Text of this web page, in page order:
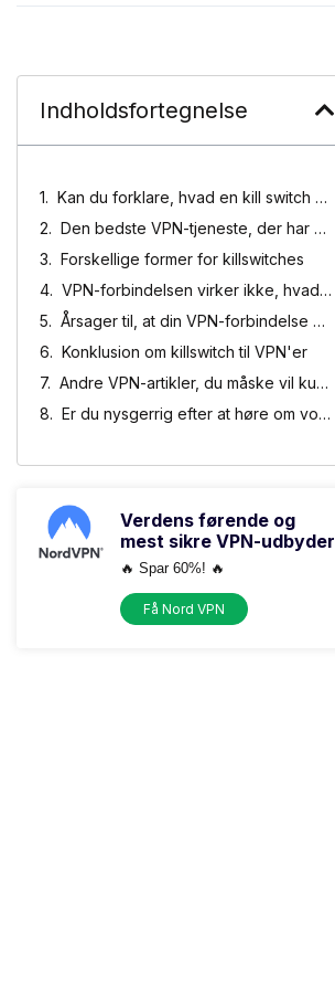
Indholdsfortegnelse
Kan du forklare, hvad en kill switch er?
Den bedste VPN-tjeneste, der har en kill switch
Forskellige former for killswitches
VPN-forbindelsen virker ikke, hvad er de potentielle farer?
Årsager til, at din VPN-forbindelse bliver ved med at blive afbrudt
Konklusion om killswitch til VPN'er
Andre VPN-artikler, du måske vil kunne lide
Er du nysgerrig efter at høre om vores eksperter i beskyttelse af personlige oplysninger?
Verdens førende og
mest sikre VPN-udbyder
🔥 Spar 60%! 🔥
Få Nord VPN